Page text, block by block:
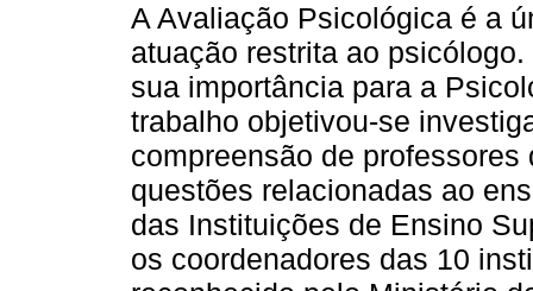
A Avaliação Psicológica é a
atuação restrita ao
sua importância para a
trabalho objetivou-se
compreensão de
questões relacionadas ao
das Instituições de Ensino
os coordenadores das 10